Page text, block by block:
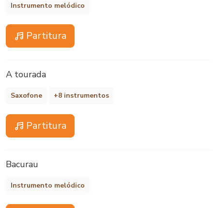
Instrumento melódico
Partitura
A tourada
Saxofone +8 instrumentos
Partitura
Bacurau
Instrumento melódico